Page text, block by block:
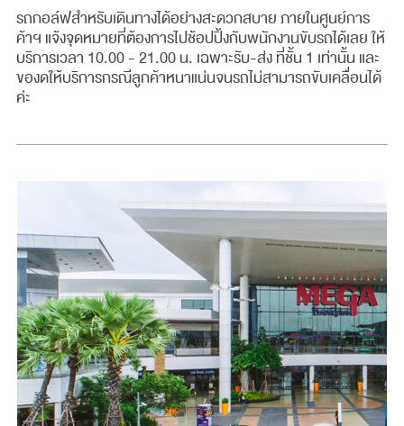
รถกอล์ฟสำหรับเดินทางได้อย่างสะดวกสบาย ภายในศูนย์การ
ค้าฯ แจ้งจุดหมายที่ต้องการไปช้อปปิ้งกับพนักงานขับรถได้เลย ให้
บริการเวลา 10.00 - 21.00 น. เฉพาะรับ-ส่ง ที่ชั้น 1 เท่านั้น และ
ของดให้บริการกรณีลูกค้าหนาแน่นจนรถไม่สามารถขับเคลื่อนได้
ค่ะ